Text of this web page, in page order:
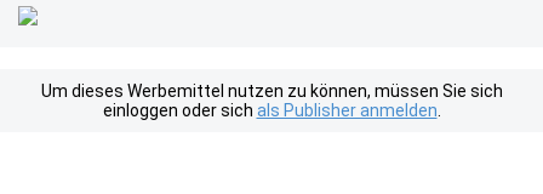
Um dieses Werbemittel nutzen zu können, müssen Sie sich
einloggen oder sich als Publisher anmelden